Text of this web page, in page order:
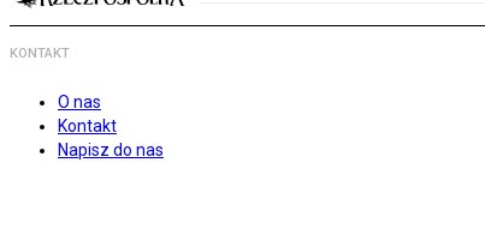
KONTAKT
O nas
Kontakt
Napisz do nas